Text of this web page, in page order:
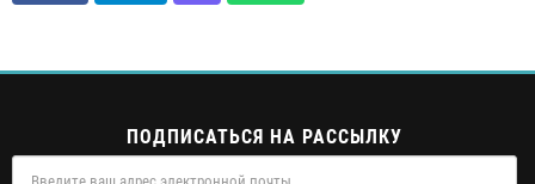
ПОДПИСАТЬСЯ НА РАССЫЛКУ